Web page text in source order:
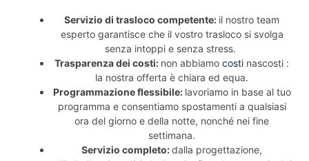
Servizio di trasloco competente: il nostro team
esperto garantisce che il vostro trasloco si svolga
senza intoppi e senza stress.
Trasparenza dei costi: non abbiamo costi nascosti :
la nostra offerta è chiara ed equa.
Programmazione flessibile: lavoriamo in base al tuo
programma e consentiamo spostamenti a qualsiasi
ora del giorno e della notte, nonché nei fine
settimana.
Servizio completo:dalla progettazione,